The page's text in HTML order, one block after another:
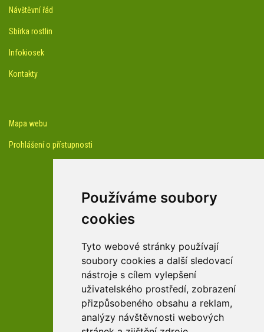
Používáme soubory
cookies
Tyto webové stránky používají
soubory cookies a další sledovací
nástroje s cílem vylepšení
uživatelského prostředí, zobrazení
přizpůsobeného obsahu a reklam,
analýzy návštěvnosti webových
Návštěvní řád
Sbírka rostlin
Infokiosek
Kontakty
Mapa webu
Prohlášení o přístupnosti
Youtube kanál arboreta